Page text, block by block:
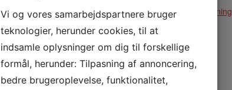
Hallen
Nejrupvej 2, 7620
Lemvig
Lemvig, 7620 Danmark
+ Google Maps
Klinkby Idrætsforening
Vi og vores samarbejdspartnere bruger
teknologier, herunder cookies, til at
indsamle oplysninger om dig til forskellige
formål, herunder: Tilpasning af annoncering,
bedre brugeroplevelse, funktionalitet,